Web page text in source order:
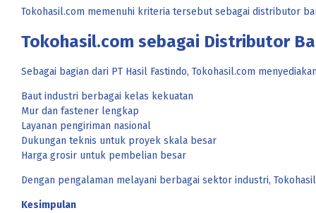
Tokohasil.com memenuhi kriteria tersebut sebagai distributor
Tokohasil.com sebagai Distributor
Sebagai bagian dari PT Hasil Fastindo, Tokohasil.com
Baut industri berbagai kelas kekuatan
Mur dan fastener lengkap
Layanan pengiriman nasional
Dukungan teknis untuk proyek skala besar
Harga grosir untuk pembelian besar
Dengan pengalaman melayani berbagai sektor industri,
Kesimpulan